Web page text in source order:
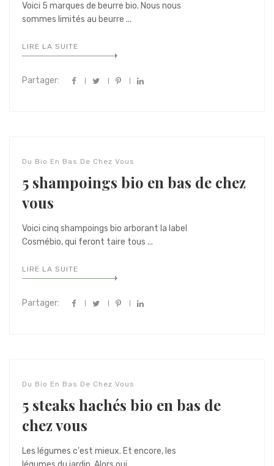
Voici 5 marques de beurre bio. Nous nous
sommes limités au beurre ...
LIRE LA SUITE
Partager:
Du Bio En Bas De Chez Vous
5 shampoings bio en bas de chez
vous
Voici cinq shampoings bio arborant la label
Cosmébio, qui feront taire tous ...
LIRE LA SUITE
Partager:
Du Bio En Bas De Chez Vous
5 steaks hachés bio en bas de
chez vous
Les légumes c'est mieux. Et encore, les